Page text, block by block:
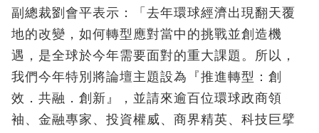
副總裁劉會平表示：「去年環球經濟出現翻天覆
地的改變，如何轉型應對當中的挑戰並創造機
遇，是全球於今年需要面對的重大課題。所以，
我們今年特別將論壇主題設為『推進轉型：創
效．共融．創新』，並請來逾百位環球政商領
袖、金融專家、投資權威、商界精英、科技巨擘